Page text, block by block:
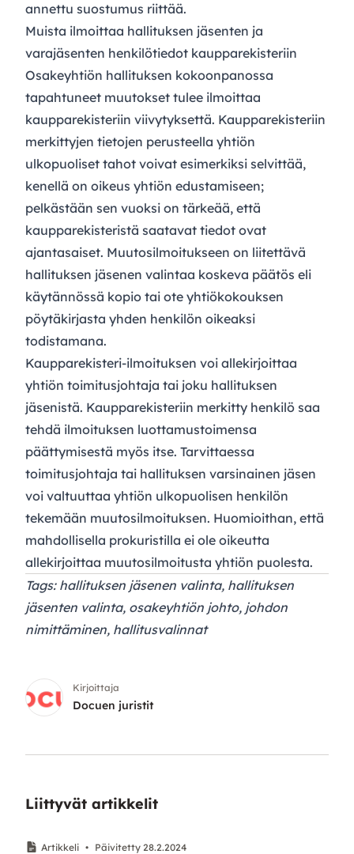
annettu suostumus riittää.
Muista ilmoittaa hallituksen jäsenten ja
varajäsenten henkilötiedot kaupparekisteriin
Osakeyhtiön hallituksen kokoonpanossa
tapahtuneet muutokset tulee ilmoittaa
kaupparekisteriin viivytyksettä. Kaupparekisteriin
merkittyjen tietojen perusteella yhtiön
ulkopuoliset tahot voivat esimerkiksi selvittää,
kenellä on oikeus yhtiön edustamiseen;
pelkästään sen vuoksi on tärkeää, että
kaupparekisteristä saatavat tiedot ovat
ajantasaiset. Muutosilmoitukseen on liitettävä
hallituksen jäsenen valintaa koskeva päätös eli
käytännössä kopio tai ote yhtiökokouksen
pöytäkirjasta yhden henkilön oikeaksi
todistamana.
Kaupparekisteri-ilmoituksen voi allekirjoittaa
yhtiön toimitusjohtaja tai joku hallituksen
jäsenistä. Kaupparekisteriin merkitty henkilö saa
tehdä ilmoituksen luottamustoimensa
päättymisestä myös itse. Tarvittaessa
toimitusjohtaja tai hallituksen varsinainen jäsen
voi valtuuttaa yhtiön ulkopuolisen henkilön
tekemään muutosilmoituksen. Huomioithan, että
mahdollisella prokuristilla ei ole oikeutta
allekirjoittaa muutosilmoitusta yhtiön puolesta.
Tags: hallituksen jäsenen valinta, hallituksen
jäsenten valinta, osakeyhtiön johto, johdon
nimittäminen, hallitusvalinnat
Kirjoittaja
Docuen juristit
Liittyvät artikkelit
Artikkeli • Päivitetty 28.2.2024